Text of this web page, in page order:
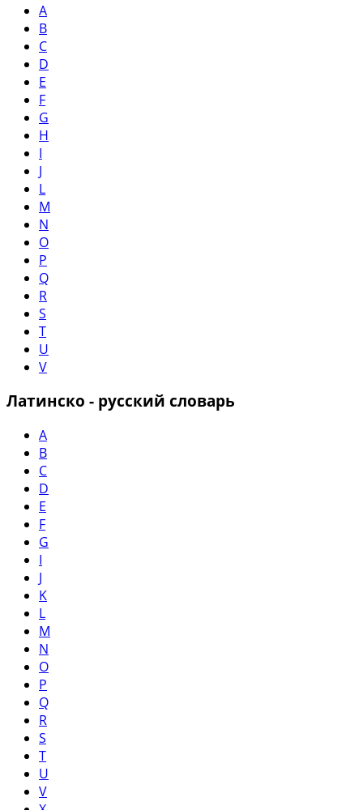
A
B
C
D
E
F
G
H
I
J
L
M
N
O
P
Q
R
S
T
U
V
Латинско - русский словарь
A
B
C
D
E
F
G
I
J
K
L
M
N
O
P
Q
R
S
T
U
V